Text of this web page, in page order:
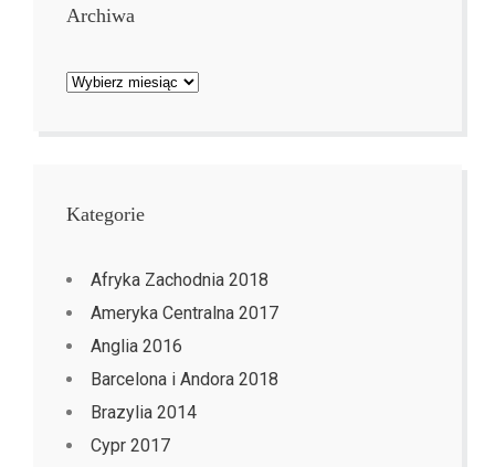
Archiwa
Archiwa
Kategorie
Afryka Zachodnia 2018
Ameryka Centralna 2017
Anglia 2016
Barcelona i Andora 2018
Brazylia 2014
Cypr 2017